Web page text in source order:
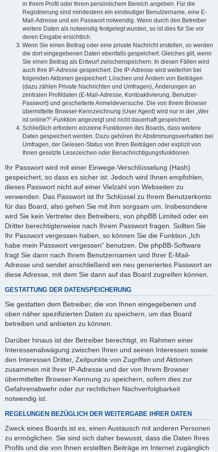
in Ihrem Profil oder Ihrem persönlichem Bereich angeben. Für die
Registrierung sind mindestens ein eindeutiger Benutzername, eine E-
Mail-Adresse und ein Passwort notwendig. Wenn durch den Betreiber
weitere Daten als notwendig festgelegt wurden, so ist dies für Sie vor
deren Eingabe ersichtlich.
Wenn Sie einen Beitrag oder eine private Nachricht erstellen, so werden
die dort eingegebenen Daten ebenfalls gespeichert. Gleiches gilt, wenn
Sie einen Beitrag als Entwurf zwischenspeichern. In diesen Fällen wird
auch Ihre IP-Adresse gespeichert. Die IP-Adresse wird weiterhin bei
folgenden Aktionen gespeichert: Löschen und Ändern von Beiträgen
(dazu zählen Private Nachrichten und Umfragen), Änderungen an
zentralen Profildaten (E-Mail-Adresse, Kontoaktivierung, Benutzer-
Passwort) und gescheiterte Anmeldeversuche. Die von Ihrem Browser
übermittelte Browser-Kennzeichnung (User Agent) wird nur in der „Wer
ist online?“-Funktion angezeigt und nicht dauerhaft gespeichert.
Schließlich erfordern einzelne Funktionen des Boards, dass weitere
Daten gespeichert werden. Dazu gehören Ihr Abstimmungsverhalten bei
Umfragen, der Gelesen-Status von Ihren Beiträgen oder explizit von
Ihnen gesetzte Lesezeichen oder Benachrichtigungsfunktionen.
Ihr Passwort wird mit einer Einwege-Verschlüsselung (Hash)
gespeichert, so dass es sicher ist. Jedoch wird Ihnen empfohlen,
dieses Passwort nicht auf einer Vielzahl von Webseiten zu
verwenden. Das Passwort ist Ihr Schlüssel zu Ihrem Benutzerkonto
für das Board, also gehen Sie mit ihm sorgsam um. Insbesondere
wird Sie kein Vertreter des Betreibers, von phpBB Limited oder ein
Dritter berechtigterweise nach Ihrem Passwort fragen. Sollten Sie
Ihr Passwort vergessen haben, so können Sie die Funktion „Ich
habe mein Passwort vergessen“ benutzen. Die phpBB-Software
fragt Sie dann nach Ihrem Benutzernamen und Ihrer E-Mail-
Adresse und sendet anschließend ein neu generiertes Passwort an
diese Adresse, mit dem Sie dann auf das Board zugreifen können.
GESTATTUNG DER DATENSPEICHERUNG
Sie gestatten dem Betreiber, die von Ihnen eingegebenen und
oben näher spezifizierten Daten zu speichern, um das Board
betreiben und anbieten zu können.
Darüber hinaus ist der Betreiber berechtigt, im Rahmen einer
Interessenabwägung zwischen Ihren und seinen Interessen sowie
den Interessen Dritter, Zeitpunkte von Zugriffen und Aktionen
zusammen mit Ihrer IP-Adresse und der von Ihrem Browser
übermittelter Browser-Kennung zu speichern, sofern dies zur
Gefahrenabwehr oder zur rechtlichen Nachverfolgbarkeit
notwendig ist.
REGELUNGEN BEZÜGLICH DER WEITERGABE IHRER DATEN
Zweck eines Boards ist es, einen Austausch mit anderen Personen
zu ermöglichen. Sie sind sich daher bewusst, dass die Daten Ihres
Profils und die von Ihnen erstellten Beiträge im Internet zugänglich